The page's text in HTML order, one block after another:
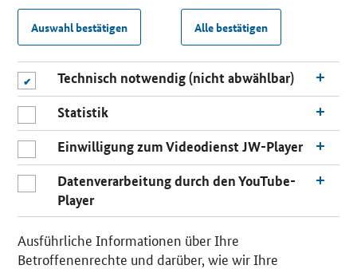
Auswahl bestätigen Alle bestätigen
Technisch notwendig (nicht abwählbar)
Statistik
Einwilligung zum Videodienst JW-Player
Datenverarbeitung durch den YouTube-
Player
Ausführliche Informationen über Ihre
Betroffenenrechte und darüber, wie wir Ihre